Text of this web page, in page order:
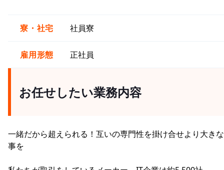
寮・社宅 社員寮
雇用形態 正社員
お任せしたい業務内容
一緒だから超えられる！互いの専門性を掛け合せより大き
事を